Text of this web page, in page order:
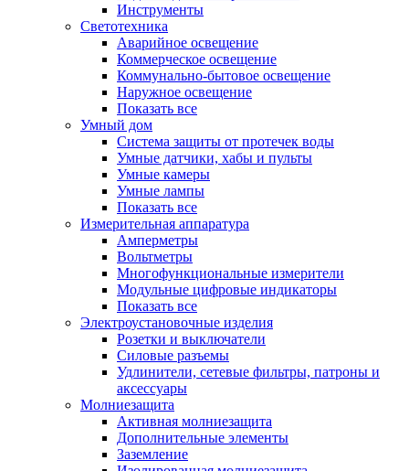
Инструменты
Светотехника
Аварийное освещение
Коммерческое освещение
Коммунально-бытовое освещение
Наружное освещение
Показать все
Умный дом
Система защиты от протечек воды
Умные датчики, хабы и пульты
Умные камеры
Умные лампы
Показать все
Измерительная аппаратура
Амперметры
Вольтметры
Многофункциональные измерители
Модульные цифровые индикаторы
Показать все
Электроустановочные изделия
Розетки и выключатели
Силовые разъемы
Удлинители, сетевые фильтры, патроны и
аксессуары
Молниезащита
Активная молниезащита
Дополнительные элементы
Заземление